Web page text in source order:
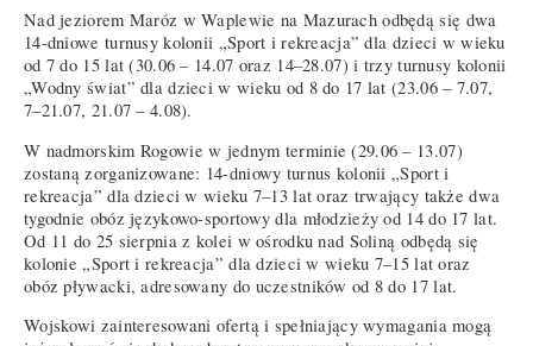
Nad jeziorem Maróz w Waplewie na Mazurach odbędą się dwa
14-dniowe turnusy kolonii „Sport i rekreacja” dla dzieci w wieku
od 7 do 15 lat (30.06 – 14.07 oraz 14–28.07) i trzy turnusy kolonii
„Wodny świat” dla dzieci w wieku od 8 do 17 lat (23.06 – 7.07,
7–21.07, 21.07 – 4.08).
W nadmorskim Rogowie w jednym terminie (29.06 – 13.07)
zostaną zorganizowane: 14-dniowy turnus kolonii „Sport i
rekreacja” dla dzieci w wieku 7–13 lat oraz trwający także dwa
tygodnie obóz językowo-sportowy dla młodzieży od 14 do 17 lat.
Od 11 do 25 sierpnia z kolei w ośrodku nad Soliną odbędą się
kolonie „Sport i rekreacja” dla dzieci w wieku 7–15 lat oraz
obóz pływacki, adresowany do uczestników od 8 do 17 lat.
Wojskowi zainteresowani ofertą i spełniający wymagania mogą